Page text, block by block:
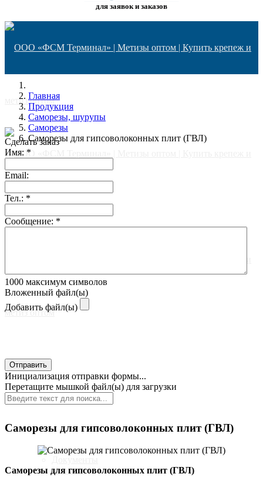
для заявок и заказов
Главная
О компании
Новости
Главная
Продукция
Саморезы, шурупы
Саморезы
Саморезы для гипсоволоконных плит (ГВЛ)
Сделать заказ
Имя: *
Email:
Тел.: *
Сообщение: *
1000 максимум символов
Вложенный файл(ы)
Добавить файл(ы)
Отправить
Инициализация отправки формы...
Перетащите мышкой файл(ы) для загрузки
Саморезы для гипсоволоконных плит (ГВЛ)
Саморезы для гипсоволоконных плит (ГВЛ)